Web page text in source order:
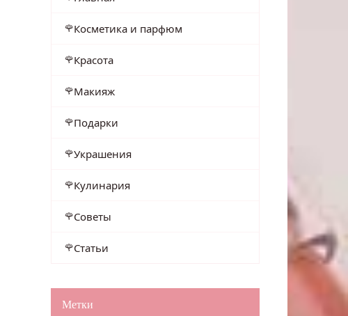
Косметика и парфюм
Красота
Макияж
Подарки
Украшения
Кулинария
Советы
Статьи
Метки